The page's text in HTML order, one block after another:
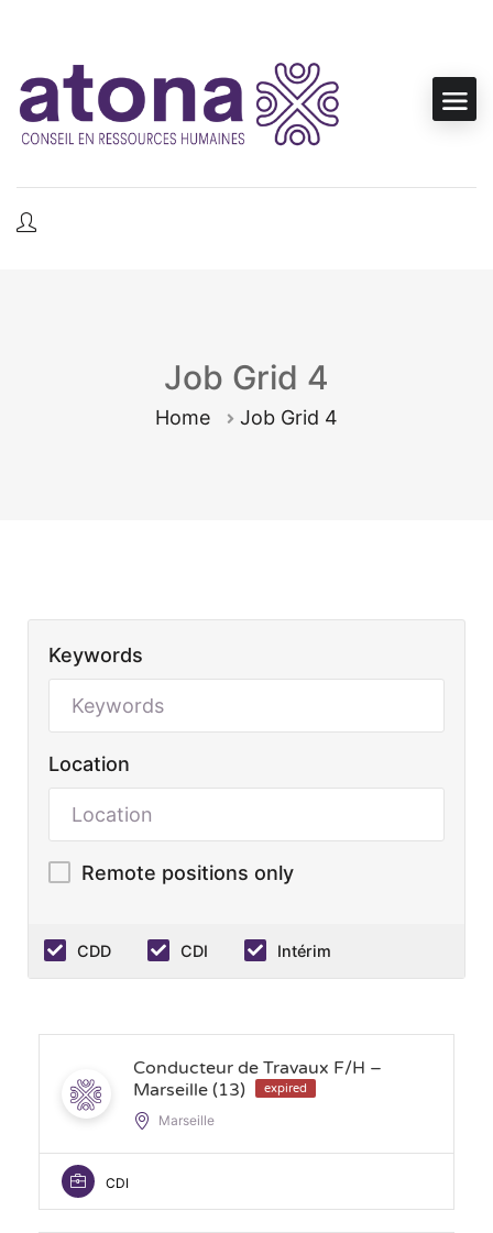
Job Grid 4
Home Job Grid 4
Keywords
Location
Remote positions only
CDD CDI Intérim
Conducteur de Travaux F/H –
Marseille (13)
expired
Marseille
CDI